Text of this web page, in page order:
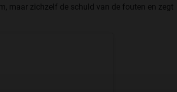
maar zichzelf de schuld van de fouten en zegt